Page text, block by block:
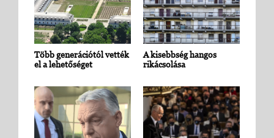
Több generációtól vették
el a lehetőséget
A kisebbség hangos
rikácsolása